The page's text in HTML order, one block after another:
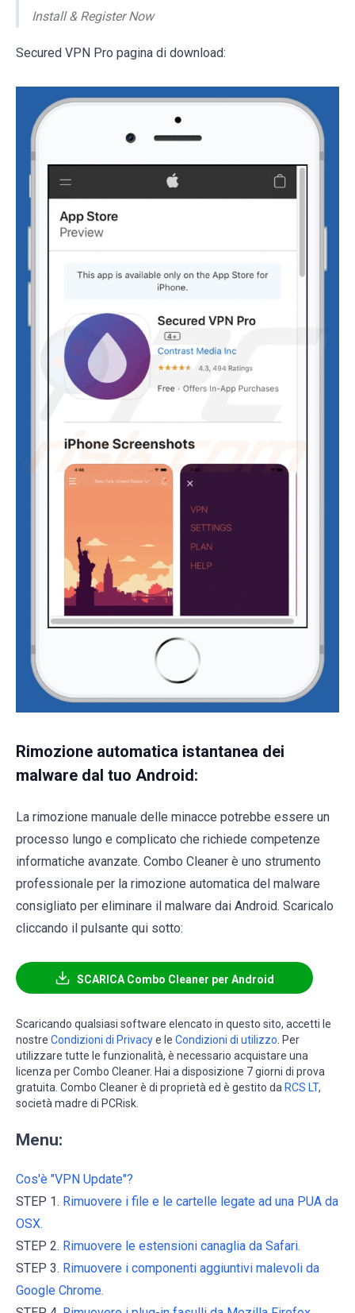
Install & Register Now
Secured VPN Pro pagina di download:
Rimozione automatica istantanea dei
malware dal tuo Android:
La rimozione manuale delle minacce potrebbe essere un
processo lungo e complicato che richiede competenze
informatiche avanzate. Combo Cleaner è uno strumento
professionale per la rimozione automatica del malware
consigliato per eliminare il malware dai Android. Scaricalo
cliccando il pulsante qui sotto:
SCARICA Combo Cleaner per Android
Scaricando qualsiasi software elencato in questo sito, accetti le
nostre Condizioni di Privacye le Condizioni di utilizzo . Per
utilizzare tutte le funzionalità, è necessario acquistare una
licenza per Combo Cleaner. Hai a disposizione 7 giorni di prova
gratuita. Combo Cleaner è di proprietà ed è gestito da RCS LT,
società madre di PCRisk.
Menu:
Cos'è "VPN Update"?
STEP 1. Rimuovere i file e le cartelle legate ad una PUA da
OSX.
STEP 2. Rimuovere le estensioni canaglia da Safari.
STEP 3. Rimuovere i componenti aggiuntivi malevoli da
Google Chrome.